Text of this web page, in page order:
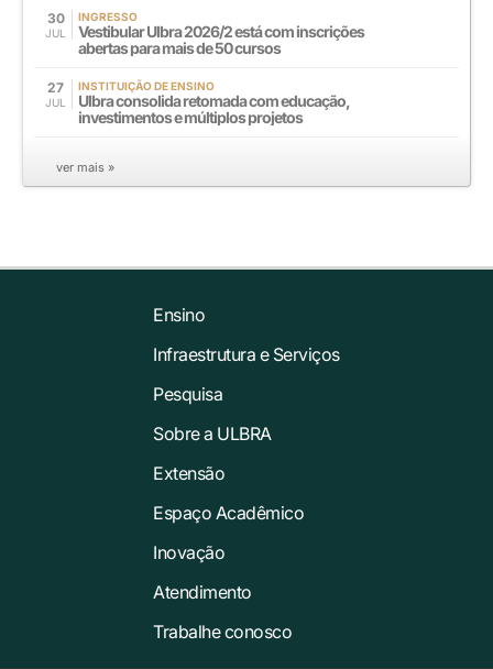
30
JUL
INGRESSO
Vestibular Ulbra 2026/2 está com inscrições
abertas para mais de 50 cursos
27
JUL
INSTITUIÇÃO DE ENSINO
Ulbra consolida retomada com educação,
investimentos e múltiplos projetos
ver mais »
Ensino
Infraestrutura e Serviços
Pesquisa
Sobre a ULBRA
Extensão
Espaço Acadêmico
Inovação
Atendimento
Trabalhe conosco